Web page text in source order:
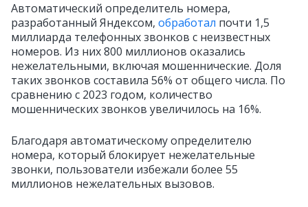
Автоматический определитель номера,
разработанный Яндексом, обработал почти 1,5
миллиарда телефонных звонков с неизвестных
номеров. Из них 800 миллионов оказались
нежелательными, включая мошеннические. Доля
таких звонков составила 56% от общего числа. По
сравнению с 2023 годом, количество
мошеннических звонков увеличилось на 16%.
Благодаря автоматическому определителю
номера, который блокирует нежелательные
звонки, пользователи избежали более 55
миллионов нежелательных вызовов.